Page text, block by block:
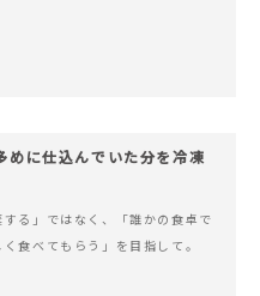
めに仕込んでいた分を冷凍
する」ではなく、「誰かの食卓で
く食べてもらう」を目指して。